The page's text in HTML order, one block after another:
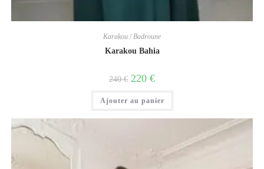
Karakou / Badroune
Karakou Bahia
240€ 220 €
Ajouter au panier